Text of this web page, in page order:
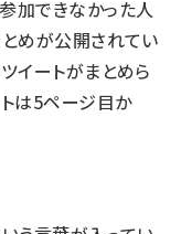
加できなかった人
めが公開されてい
イートがまとめら
は5ページ目か